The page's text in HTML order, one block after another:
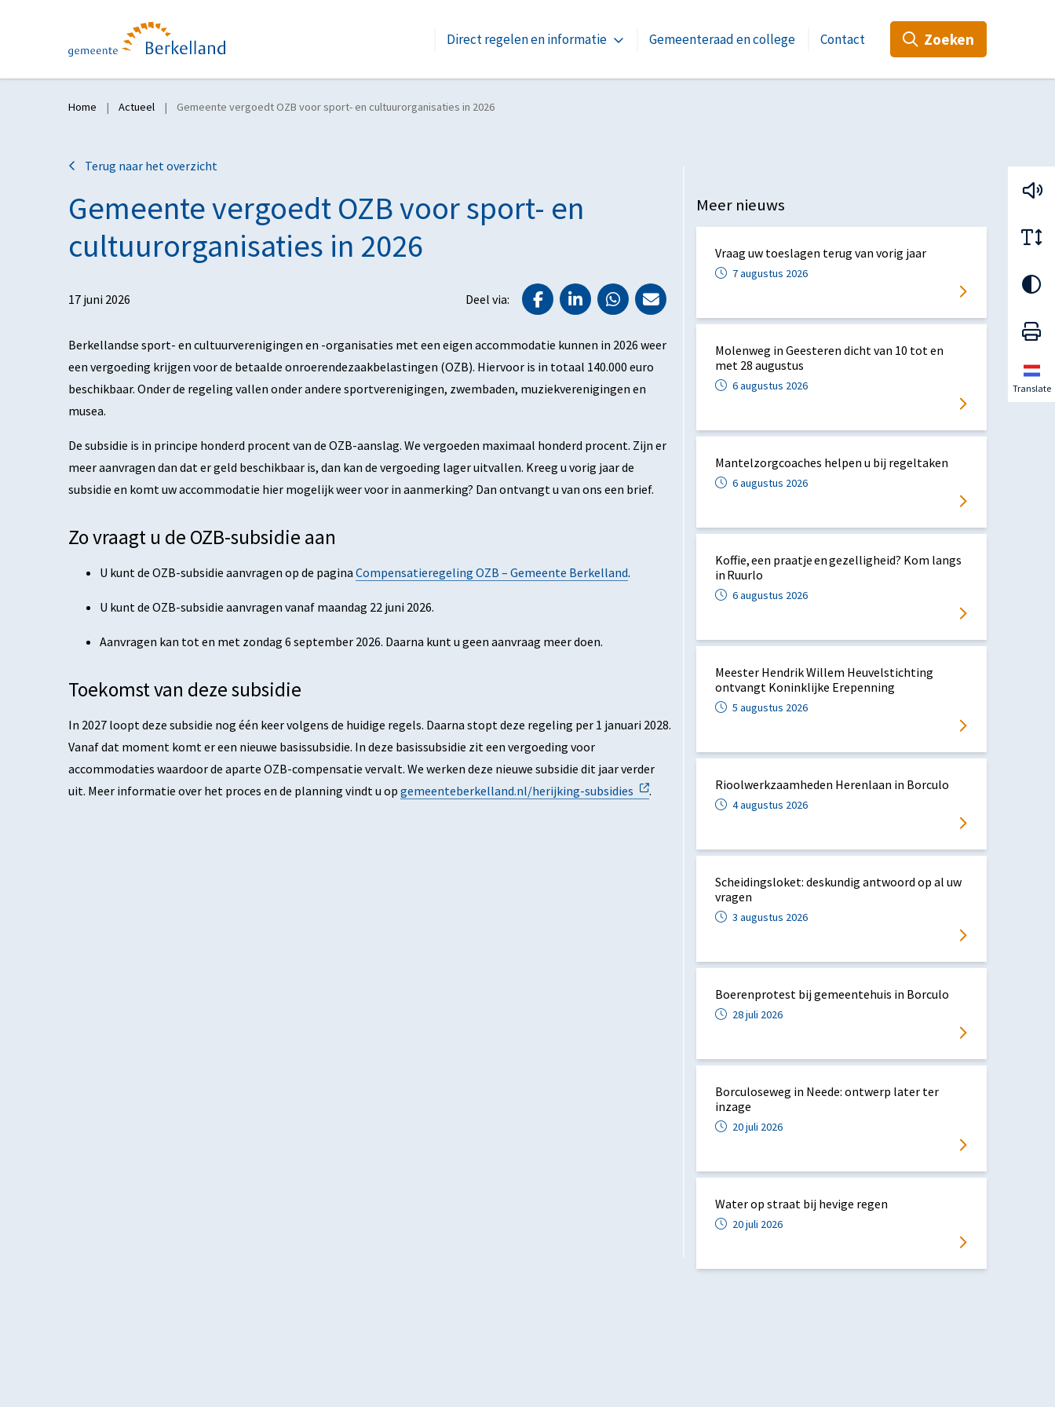
Direct regelen en informatie Gemeenteraad en college Contact Zoeken
Translate
Home Actueel Gemeente vergoedt OZB voor sport- en cultuurorganisaties in 2026
Terug naar het overzicht
Gemeente vergoedt OZB voor sport- en
cultuurorganisaties in 2026
17 juni 2026 Deel via: Deel via Facebook
Deel via LinkedIn
Deel via WhatsApp
Berkellandse sport- en cultuurverenigingen en -organisaties met een eigen accommodatie kunnen in 2026 weer
een vergoeding krijgen voor de betaalde onroerendezaakbelastingen (OZB). Hiervoor is in totaal 140.000 euro
beschikbaar. Onder de regeling vallen onder andere sportverenigingen, zwembaden, muziekverenigingen en
musea.
De subsidie is in principe honderd procent van de OZB-aanslag. We vergoeden maximaal honderd procent. Zijn er
meer aanvragen dan dat er geld beschikbaar is, dan kan de vergoeding lager uitvallen. Kreeg u vorig jaar de
subsidie en komt uw accommodatie hier mogelijk weer voor in aanmerking? Dan ontvangt u van ons een brief.
Zo vraagt u de OZB-subsidie aan
U kunt de OZB-subsidie aanvragen op de pagina Compensatieregeling OZB – Gemeente Berkelland.
U kunt de OZB-subsidie aanvragen vanaf maandag 22 juni 2026.
Aanvragen kan tot en met zondag 6 september 2026. Daarna kunt u geen aanvraag meer doen.
Toekomst van deze subsidie
In 2027 loopt deze subsidie nog één keer volgens de huidige regels. Daarna stopt deze regeling per 1 januari 2028.
Vanaf dat moment komt er een nieuwe basissubsidie. In deze basissubsidie zit een vergoeding voor
accommodaties waardoor de aparte OZB-compensatie vervalt. We werken deze nieuwe subsidie dit jaar verder
uit. Meer informatie over het proces en de planning vindt u op gemeenteberkelland.nl/herijking-subsidies .
Meer nieuws
Vraag uw toeslagen terug van vorig jaar
7 augustus 2026
Molenweg in Geesteren dicht van 10 tot en
met 28 augustus
6 augustus 2026
Mantelzorgcoaches helpen u bij regeltaken
6 augustus 2026
Koffie, een praatje en gezelligheid? Kom langs
in Ruurlo
6 augustus 2026
Meester Hendrik Willem Heuvelstichting
ontvangt Koninklijke Erepenning
5 augustus 2026
Rioolwerkzaamheden Herenlaan in Borculo
4 augustus 2026
Scheidingsloket: deskundig antwoord op al uw
vragen
3 augustus 2026
Boerenprotest bij gemeentehuis in Borculo
28 juli 2026
Borculoseweg in Neede: ontwerp later ter
inzage
20 juli 2026
Water op straat bij hevige regen
20 juli 2026